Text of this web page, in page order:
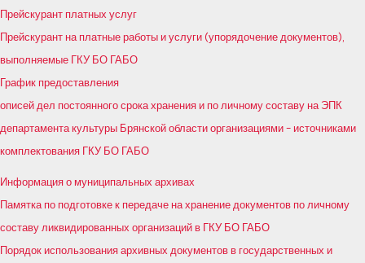
Прейскурант платных услуг
Прейскурант на платные работы и услуги (упорядочение документов),
выполняемые ГКУ БО ГАБО
График предоставления
описей дел постоянного срока хранения и по личному составу на ЭПК
департамента культуры Брянской области организациями – источниками
комплектования ГКУ БО ГАБО
Информация о муниципальных архивах
Памятка по подготовке к передаче на хранение документов по личному
составу ликвидированных организаций в ГКУ БО ГАБО
Порядок использования архивных документов в государственных и